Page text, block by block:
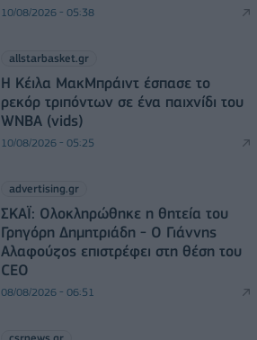
10/08/2026 - 05:38
allstarbasket.gr
Η Κέιλα ΜακΜπράιντ έσπασε το
ρεκόρ τριπόντων σε ένα παιχνίδι του
WNBA (vids)
10/08/2026 - 05:25
advertising.gr
ΣΚΑΪ: Ολοκληρώθηκε η θητεία του
Γρηγόρη Δημητριάδη - Ο Γιάννης
Αλαφούζος επιστρέφει στη θέση του
CEO
08/08/2026 - 06:51